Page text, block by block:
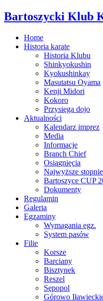
Bartoszycki Klub
Home
Historia karate
Historia Klubu
Shinkyokushin
Kyokushinkay
Masutatsu Oyama
Kenji Midori
Kokoro
Przysięga dojo
Aktualności
Kalendarz imprez
Media
Informacje
Branch Chief
Osiągnięcia
Najwyższe stopnie
Bartoszyce CUP
Dokumenty
Regulamin
Galeria
Egzaminy
Wymagania egz.
System pasów
Filie
Korsze
Barciany
Bisztynek
Reszel
Sępopol
Górowo